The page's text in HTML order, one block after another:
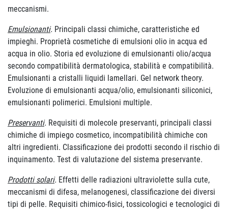
meccanismi.
Emulsionanti. Principali classi chimiche, caratteristiche ed
impieghi. Proprietà cosmetiche di emulsioni olio in acqua ed
acqua in olio. Storia ed evoluzione di emulsionanti olio/acqua
secondo compatibilità dermatologica, stabilità e compatibilità.
Emulsionanti a cristalli liquidi lamellari. Gel network theory.
Evoluzione di emulsionanti acqua/olio, emulsionanti siliconici,
emulsionanti polimerici. Emulsioni multiple.
Preservanti. Requisiti di molecole preservanti, principali classi
chimiche di impiego cosmetico, incompatibilità chimiche con
altri ingredienti. Classificazione dei prodotti secondo il rischio di
inquinamento. Test di valutazione del sistema preservante.
Prodotti solari. Effetti delle radiazioni ultraviolette sulla cute,
meccanismi di difesa, melanogenesi, classificazione dei diversi
tipi di pelle. Requisiti chimico-fisici, tossicologici e tecnologici di